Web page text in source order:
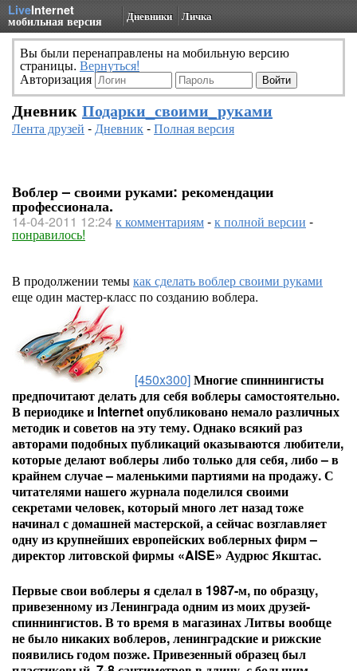
LiveInternet
мобильная версия Дневники Личка
Вы были перенаправлены на мобильную версию
страницы. Вернуться!
Авторизация
Дневник Подарки_своими_руками
Лента друзей -Дневник-Полная версия
Воблер – своими руками: рекомендации
профессионала.
14-04-2011 12:24к комментариям-к полной версии -
понравилось!
В продолжении темыкак сделать воблер своими руками
еще один мастер-класс по созданию воблера.
[450x300]Многие спиннингисты
предпочитают делать для себя воблеры самостоятельно.
В периодике и Internet опубликовано немало различных
методик и советов на эту тему. Однако всякий раз
авторами подобных публикаций оказываются любители,
которые делают воблеры либо только для себя, либо – в
крайнем случае – маленькими партиями на продажу. С
читателями нашего журнала поделился своими
секретами человек, который много лет назад тоже
начинал с домашней мастерской, а сейчас возглавляет
одну из крупнейших европейских воблерных фирм –
директор литовской фирмы «AISE» Аудрюс Якштас.
Первые свои воблеры я сделал в 1987-м, по образцу,
привезенному из Ленинграда одним из моих друзей-
спиннингистов. В то время в магазинах Литвы вообще
не было никаких воблеров, ленинградские и рижские
появились годом позже. Привезенный образец был